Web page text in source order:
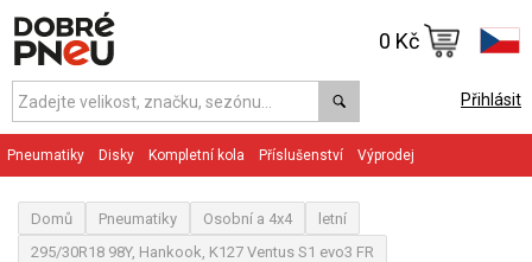
Přihlásit
0 Kč
Pneumatiky Disky Kompletní kola Příslušenství Výprodej
Domů Pneumatiky Osobní a 4x4
letní
295/30R18 98Y, Hankook, K127 Ventus S1 evo3 FR